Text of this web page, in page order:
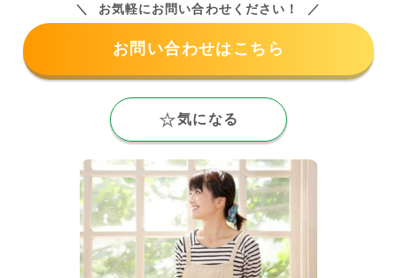
お気軽にお問い合わせください！
お問い合わせはこちら
気になる